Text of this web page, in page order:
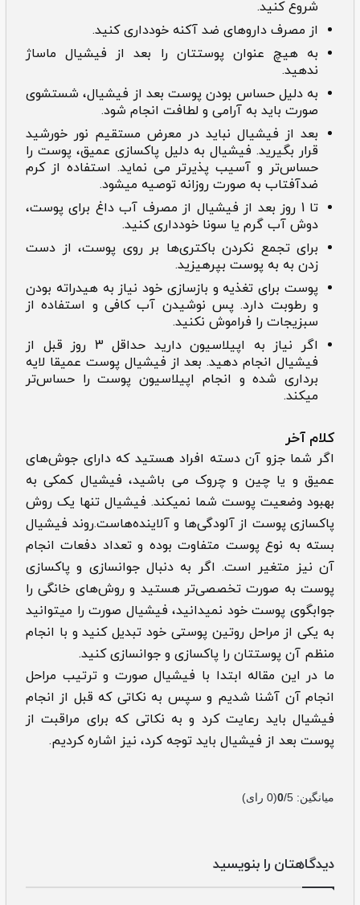
شروع کنید.
از مصرف داروهای ضد آکنه خودداری کنید.
به هیچ عنوان پوستتان را بعد از فیشیال ماساژ
ندهید.
به دلیل حساس بودن پوست بعد از فیشیال، شستشوی
صورت باید به آرامی و لطافت انجام شود.
بعد از فیشیال نباید در معرض مستقیم نور خورشید
قرار بگیرید. فیشیال به دلیل پاکسازی عمیق، پوست را
حساس‌تر و آسیب پذیرتر می نماید. استفاده از کرم
ضدآفتاب به صورت روزانه توصیه میشود.
تا 1 روز بعد از فیشیال از مصرف آب داغ برای پوست،
دوش آب گرم یا سونا خودداری کنید.
برای تجمع نکردن باکتری‌ها بر روی پوست، از دست
زدن به به پوست بپرهیزید.
پوست برای تغذیه و بازسازی خود نیاز به هیدراته بودن
و رطوبت دارد. پس نوشیدن آب کافی و استفاده از
سبزیجات را فراموش نکنید.
اگر نیاز به اپیلاسیون دارید حداقل 3 روز قبل از
فیشیال انجام دهید. بعد از فیشیال پوست عمیقا لایه
برداری شده و انجام اپیلاسیون پوست را حساس‌تر
میکند.
کلام آخر
اگر شما جزو آن دسته افراد هستید که دارای جوش‌های
عمیق و یا چین و چروک می باشید، فیشیال کمکی به
بهبود وضعیت پوست شما نمیکند. فیشیال تنها یک روش
پاکسازی پوست از آلودگی‌ها و آلاینده‌هاست.روند فیشیال
بسته به نوع پوست متفاوت بوده و تعداد دفعات انجام
آن نیز متغیر است. اگر به دنبال جوانسازی و پاکسازی
پوست به صورت تخصصی‌تر هستید و روش‌های خانگی را
جوابگوی پوست خود نمیدانید، فیشیال صورت را میتوانید
به یکی از مراحل روتین پوستی خود تبدیل کنید و با انجام
منظم آن پوستتان را پاکسازی و جوانسازی کنید.
ما در این مقاله ابتدا با فیشیال صورت و ترتیب مراحل
انجام آن آشنا شدیم و سپس به نکاتی که قبل از انجام
فیشیال باید رعایت کرد و به نکاتی که برای مراقبت از
پوست بعد از فیشیال باید توجه کرد، نیز اشاره کردیم.
میانگین: 0/5
(
0 رای)
دیدگاهتان را بنویسید